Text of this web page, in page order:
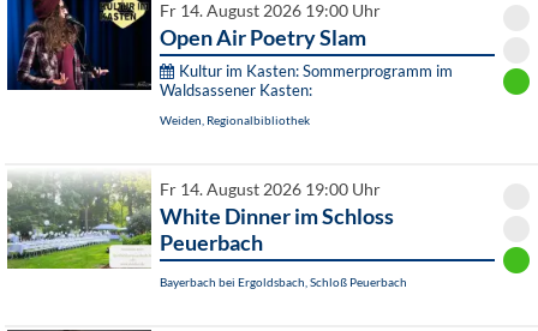
Fr 14. August 2026 19:00 Uhr
Open Air Poetry Slam
Kultur im Kasten: Sommerprogramm im
Waldsassener Kasten:
Weiden, Regionalbibliothek
Fr 14. August 2026 19:00 Uhr
White Dinner im Schloss
Peuerbach
Bayerbach bei Ergoldsbach, Schloß Peuerbach